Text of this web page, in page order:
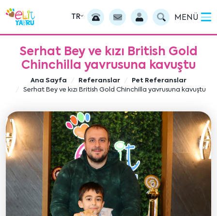
TR MENÜ
Serhat Bey ve kızı British Gold
Chinchilla yavrusuna kavuştu
Ana Sayfa Referanslar
Pet Referanslar
Serhat Bey ve kızı British Gold Chinchilla yavrusuna kavuştu